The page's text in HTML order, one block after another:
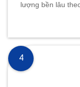
lượng bền lâu
4